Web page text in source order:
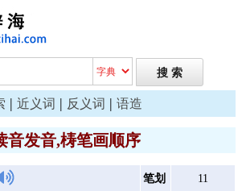
| 近义词 | 反义词 | 语造
音发音,梼笔画顺序
笔划 11